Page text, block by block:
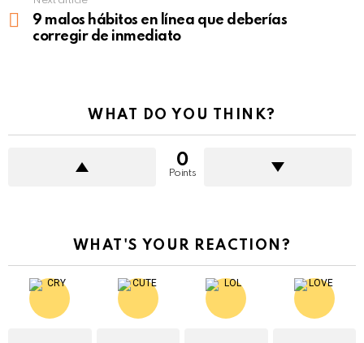
9 malos hábitos en línea que deberías
corregir de inmediato
WHAT DO YOU THINK?
0
Points
WHAT'S YOUR REACTION?